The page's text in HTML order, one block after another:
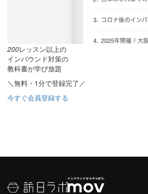
200レッスン以上の
インバウンド対策の
教科書が学び放題
＼無料・1分で登録完了／
今すぐ会員登録する